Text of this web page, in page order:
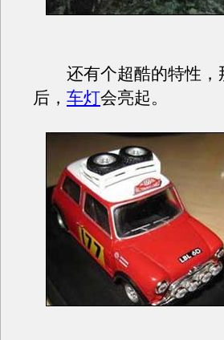
还有个超酷的特性，
后， 车灯会亮起。